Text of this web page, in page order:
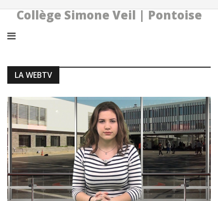
Collège Simone Veil | Pontoise
LA WEBTV